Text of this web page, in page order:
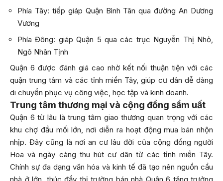
Phía Tây: tiếp giáp Quận Bình Tân qua đường An Dương
Vương
Phía Đông: giáp Quận 5 qua các trục Nguyễn Thị Nhỏ,
Ngô Nhân Tịnh
Quận 6 được đánh giá cao nhờ kết nối thuận tiện với các
quận trung tâm và các tỉnh miền Tây, giúp cư dân dễ dàng
di chuyển phục vụ công việc, học tập và kinh doanh.
Trung tâm thương mại và cộng đồng sầm uất
Quận 6 từ lâu là trung tâm giao thương quan trọng với các
khu chợ đầu mối lớn, nơi diễn ra hoạt động mua bán nhộn
nhịp. Đây cũng là nơi an cư lâu đời của cộng đồng người
Hoa và ngày càng thu hút cư dân từ các tỉnh miền Tây.
Chính sự đa dạng văn hóa và kinh tế đã tạo nên nguồn cầu